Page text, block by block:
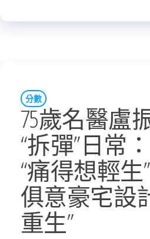
分數
75歲名醫盧
“拆彈”日常
“痛得想輕生”
俱意豪宅設
重生”